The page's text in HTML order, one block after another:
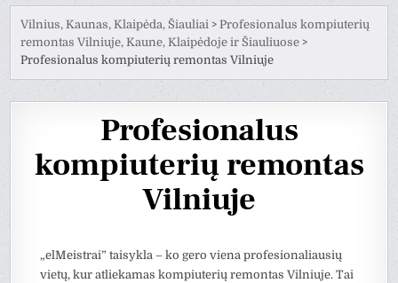
Vilnius, Kaunas, Klaipėda, Šiauliai >Profesionalus kompiuterių
remontas Vilniuje, Kaune, Klaipėdoje ir Šiauliuose >
Profesionalus kompiuterių remontas Vilniuje
Profesionalus
kompiuterių remontas
Vilniuje
„elMeistrai” taisykla – ko gero viena profesionaliausių
vietų, kur atliekamas kompiuterių remontas Vilniuje. Tai